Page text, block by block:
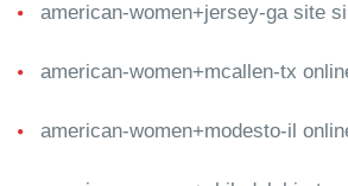
american-women+jersey-ga site
american-women+mcallen-tx
american-women+modesto-il